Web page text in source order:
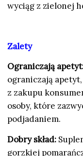
wyciąg z zielonej
Zalety
Ograniczają
ograniczają
z zakupu
osoby, które
podjadaniem.
Dobry skład:
gorzkiej